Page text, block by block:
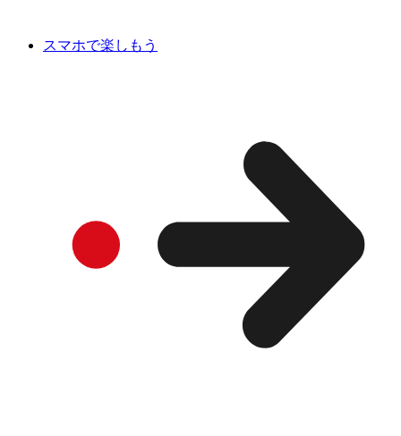
スマホで楽しもう